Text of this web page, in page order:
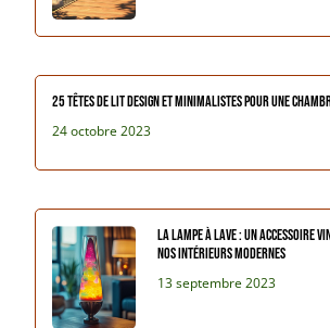
25 têtes de lit design et minimalistes pour une
24 octobre 2023
La lampe à lave : un accessoire
nos intérieurs modernes
13 septembre 2023